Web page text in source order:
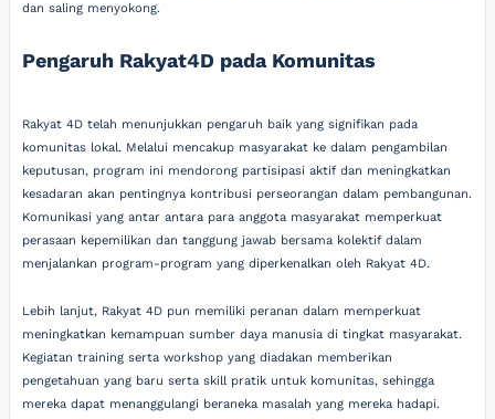
dan saling menyokong.
Pengaruh Rakyat4D pada Komunitas
Rakyat 4D telah menunjukkan pengaruh baik yang signifikan pada
komunitas lokal. Melalui mencakup masyarakat ke dalam pengambilan
keputusan, program ini mendorong partisipasi aktif dan meningkatkan
kesadaran akan pentingnya kontribusi perseorangan dalam pembangunan.
Komunikasi yang antar antara para anggota masyarakat memperkuat
perasaan kepemilikan dan tanggung jawab bersama kolektif dalam
menjalankan program-program yang diperkenalkan oleh Rakyat 4D.
Lebih lanjut, Rakyat 4D pun memiliki peranan dalam memperkuat
meningkatkan kemampuan sumber daya manusia di tingkat masyarakat.
Kegiatan training serta workshop yang diadakan memberikan
pengetahuan yang baru serta skill pratik untuk komunitas, sehingga
mereka dapat menanggulangi beraneka masalah yang mereka hadapi.